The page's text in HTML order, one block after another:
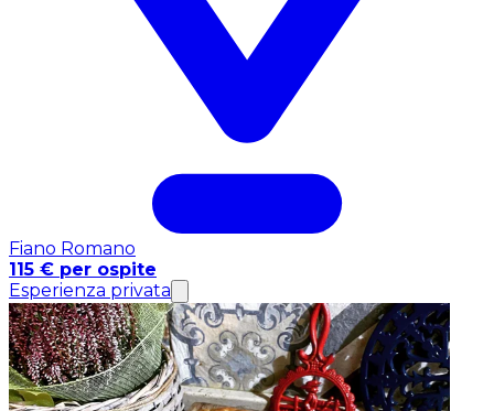
Fiano Romano
115 € per ospite
Esperienza privata